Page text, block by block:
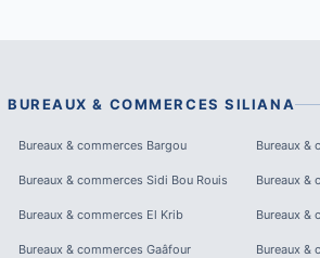
BUREAUX & COMMERCES SILIANA
Bureaux & commerces Bargou Bureaux &
Bureaux & commerces Sidi Bou Rouis Bureaux &
Bureaux & commerces El Krib Bureaux &
Bureaux & commerces Gaâfour Bureaux &